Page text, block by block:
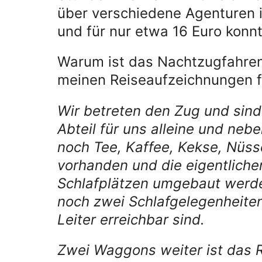
über verschiedene
und für nur etwa 16 Euro
Warum ist das
meinen
Wir betreten den Zug und
Abteil für uns alleine und
noch Tee, Kaffee, Kekse,
vorhanden und die
Schlafplätzen umgebaut
noch zwei
Leiter erreichbar sind.
Zwei Waggons weiter ist das